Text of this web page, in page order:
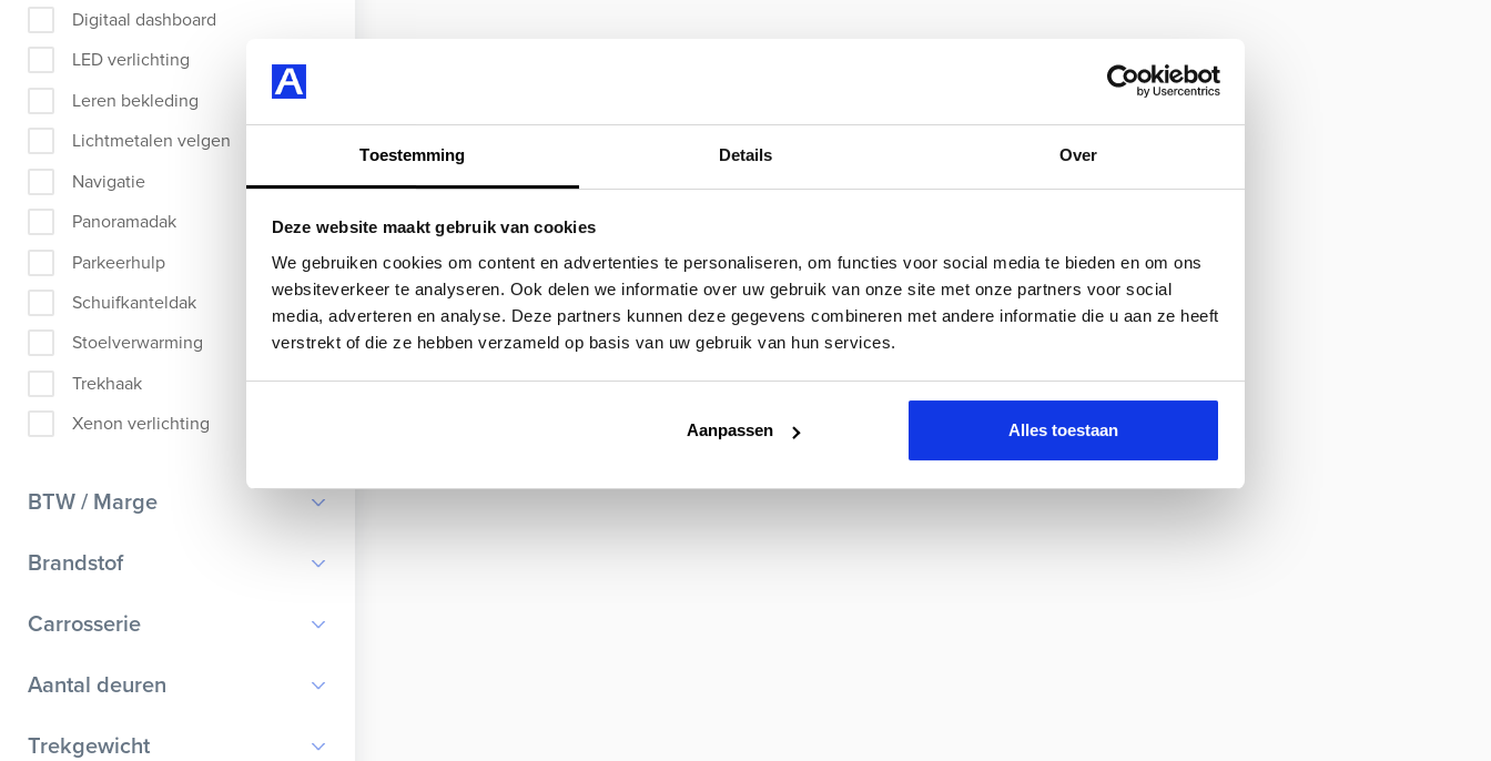
Toestemming Details Over
Deze website maakt gebruik van cookies
We gebruiken cookies om content en advertenties te personaliseren, om functies voor social media te bieden en om ons
websiteverkeer te analyseren. Ook delen we informatie over uw gebruik van onze site met onze partners voor social
media, adverteren en analyse. Deze partners kunnen deze gegevens combineren met andere informatie die u aan ze heeft
verstrekt of die ze hebben verzameld op basis van uw gebruik van hun services.
Aanpassen Alles toestaan
Digitaal dashboard
LED verlichting
Leren bekleding
Lichtmetalen velgen
Navigatie
Panoramadak
Parkeerhulp
Schuifkanteldak
Stoelverwarming
Trekhaak
Xenon verlichting
BTW / Marge
BTW
Brandstof
Benzine
Elektrisch
Hybride benzine
Carrosserie
Bestelauto
Chassis cabine
Aantal deuren
Trekgewicht